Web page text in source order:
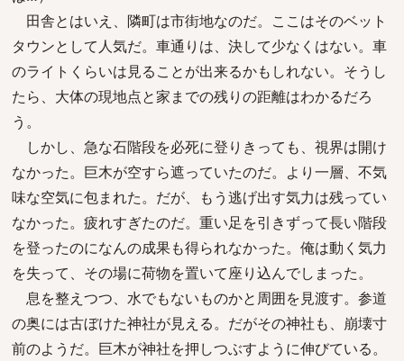
田舎とはいえ、隣町は市街地なのだ。ここはそのベット
タウンとして人気だ。車通りは、決して少なくはない。車
のライトくらいは見ることが出来るかもしれない。そうし
たら、大体の現地点と家までの残りの距離はわかるだろ
う。
しかし、急な石階段を必死に登りきっても、視界は開け
なかった。巨木が空すら遮っていたのだ。より一層、不気
味な空気に包まれた。だが、もう逃げ出す気力は残ってい
なかった。疲れすぎたのだ。重い足を引きずって長い階段
を登ったのになんの成果も得られなかった。俺は動く気力
を失って、その場に荷物を置いて座り込んでしまった。
息を整えつつ、水でもないものかと周囲を見渡す。参道
の奥には古ぼけた神社が見える。だがその神社も、崩壊寸
前のようだ。巨木が神社を押しつぶすように伸びている。